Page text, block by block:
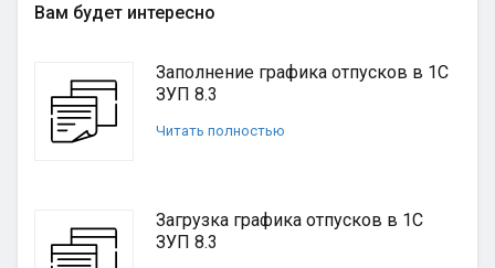
Вам будет интересно
Заполнение графика отпусков в 1С
ЗУП 8.3
Читать полностью
Загрузка графика отпусков в 1С
ЗУП 8.3